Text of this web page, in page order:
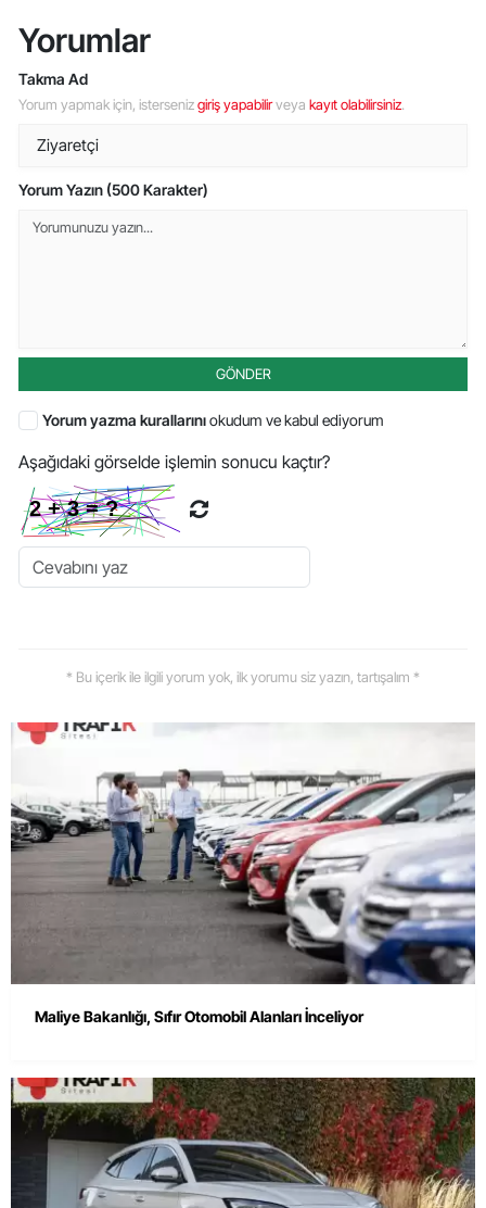
Yorumlar
Takma Ad
Yorum yapmak için, istersenizgiriş yapabilirveya kayıt olabilirsiniz.
Yorum Yazın (500 Karakter)
GÖNDER
Yorum yazma kurallarınıokudum ve kabul ediyorum
Aşağıdaki görselde işlemin sonucu kaçtır?
* Bu içerik ile ilgili yorum yok, ilk yorumu siz yazın, tartışalım *
Maliye Bakanlığı, Sıfır Otomobil Alanları İnceliyor